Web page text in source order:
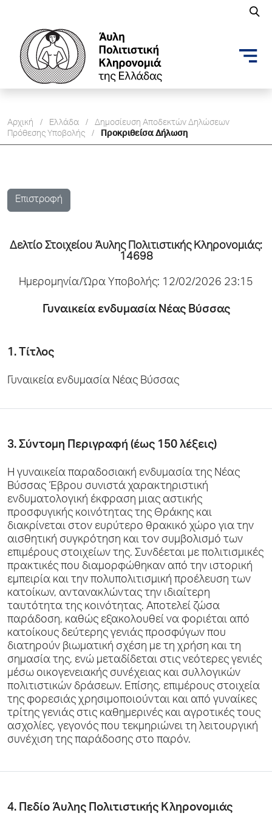
Αρχική / Ελλάδα /
Δημοσίευση Aποδεκτών Δηλώσεων
Πρόθεσης Υποβολής
/ Προκριθείσα Δήλωση
Επιστροφή
Δελτίo Στοιχείου Άυλης Πολιτιστικής Κληρονομιάς:
14698
Ημερομηνία/Ώρα Υποβολής: 12/02/2026 23:15
Γυναικεία ενδυμασία Νέας Βύσσας
1. Τίτλος
Γυναικεία ενδυμασία Νέας Βύσσας
3. Σύντομη Περιγραφή (έως 150 λέξεις)
Η γυναικεία παραδοσιακή ενδυμασία της Νέας
Βύσσας Έβρου συνιστά χαρακτηριστική
ενδυματολογική έκφραση μιας αστικής
προσφυγικής κοινότητας της Θράκης και
διακρίνεται στον ευρύτερο θρακικό χώρο για την
αισθητική συγκρότηση και τον συμβολισμό των
επιμέρους στοιχείων της. Συνδέεται με πολιτισμικές
πρακτικές που διαμορφώθηκαν από την ιστορική
εμπειρία και την πολυπολιτισμική προέλευση των
κατοίκων, αντανακλώντας την ιδιαίτερη
ταυτότητα της κοινότητας. Αποτελεί ζώσα
παράδοση, καθώς εξακολουθεί να φοριέται από
κατοίκους δεύτερης γενιάς προσφύγων που
διατηρούν βιωματική σχέση με τη χρήση και τη
σημασία της, ενώ μεταδίδεται στις νεότερες γενιές
μέσω οικογενειακής συνέχειας και συλλογικών
πολιτιστικών δράσεων. Επίσης, επιμέρους στοιχεία
της φορεσιάς χρησιμοποιούνται και από γυναίκες
τρίτης γενιάς στις καθημερινές και αγροτικές τους
ασχολίες, γεγονός που τεκμηριώνει τη λειτουργική
συνέχιση της παράδοσης στο παρόν.
4. Πεδίο Άυλης Πολιτιστικής Κληρονομιάς